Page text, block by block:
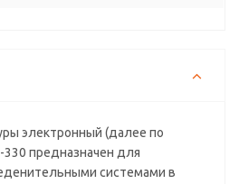
электронный (далее по
330 предназначен для
системами в